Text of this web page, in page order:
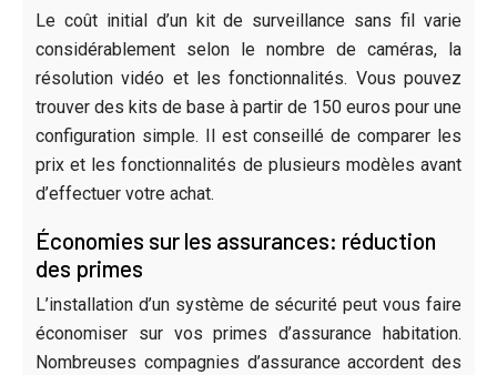
Le coût initial d’un kit de surveillance sans fil varie
considérablement selon le nombre de caméras, la
résolution vidéo et les fonctionnalités. Vous pouvez
trouver des kits de base à partir de 150 euros pour une
configuration simple. Il est conseillé de comparer les
prix et les fonctionnalités de plusieurs modèles avant
d’effectuer votre achat.
Économies sur les assurances: réduction
des primes
L’installation d’un système de sécurité peut vous faire
économiser sur vos primes d’assurance habitation.
Nombreuses compagnies d’assurance accordent des